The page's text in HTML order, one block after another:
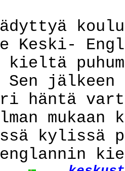
Keski-
kieltä
Sen jälkeen
häntä
mukaan
kylissä